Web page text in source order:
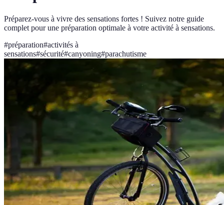
Préparez-vous à vivre des sensations fortes ! Suivez notre guide
complet pour une préparation optimale à votre activité à sensations.
#préparation#activités à
sensations#sécurité#canyoning#parachutisme